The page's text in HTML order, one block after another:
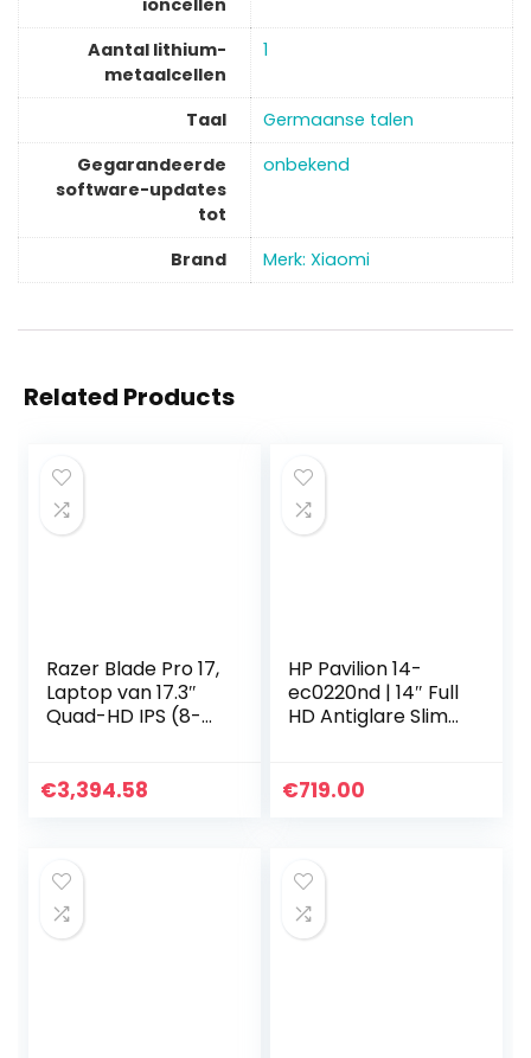
ioncellen
Aantal lithium-
metaalcellen
‎1
Taal
‎Germaanse talen
Gegarandeerde
software-updates
tot
‎onbekend
Brand Merk: Xiaomi
Related Products
Razer Blade Pro 17,
Laptop van 17.3″
Quad-HD IPS (8-
512GB eMMC, UMA,
Nederlands
Toetsenbord
€3,394.58
HP Pavilion 14-
ec0220nd | 14″ Full
HD Antiglare Slim
512GB SSD |
€719.00